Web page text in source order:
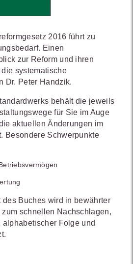
2016 führt zu
Einen
zur Reform und ihren
systematische
Dr. Peter Handzik.
behält die jeweils
für Sie im Auge
aktuellen Änderungen im
Besondere Schwerpunkte
Buches wird in bewährter
zum schnellen Nachschlagen,
Folge und